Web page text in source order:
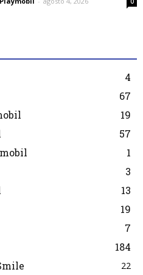
4
67
19
57
1
3
13
19
7
184
22